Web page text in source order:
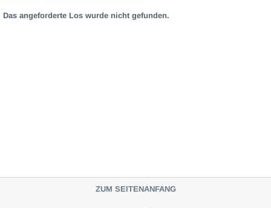
Das angeforderte Los wurde nicht gefunden.
ZUM SEITENANFANG